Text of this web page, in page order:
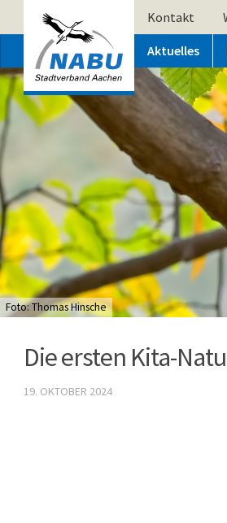
Kontakt
Aktuelles
Foto: Thomas Hinsche
Die ersten Kita-
19. OKTOBER 2024